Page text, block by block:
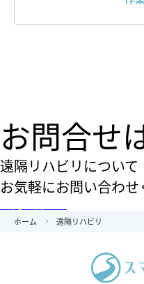
お問合せ
遠隔リハビリについて
お気軽にお問い合わせ
ホーム 遠隔リハビリ